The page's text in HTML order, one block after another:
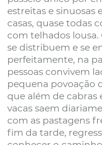
estreitas e sinuosas
casas, quase todas
com telhados
se distribuem e se
perfeitamente, na
pessoas convivem
pequena povoação
que além de cabras
vacas saem
com as pastagens
fim da tarde,